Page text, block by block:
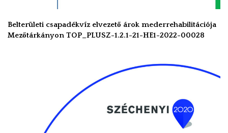
Belterületi csapadékvíz elvezető árok mederrehabilitációja
Mezőtárkányon TOP_PLUSZ-1.2.1-21-HE1-2022-00028